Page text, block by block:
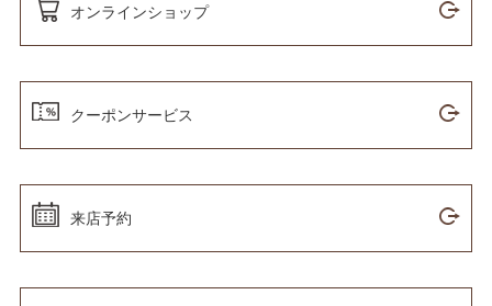
オンラインショップ
クーポンサービス
来店予約